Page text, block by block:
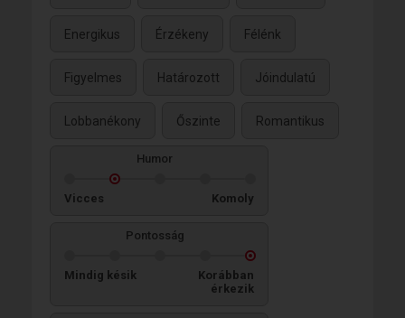
Energikus Érzékeny Félénk
Figyelmes Határozott Jóindulatú
Lobbanékony Őszinte Romantikus
Humor
Vicces Komoly
Pontosság
Mindig késik
Korábban
érkezik